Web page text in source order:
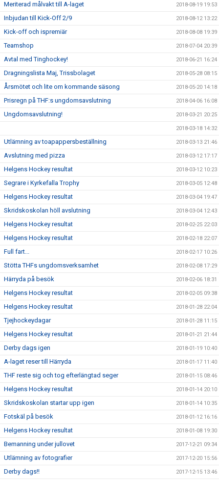
Meriterad målvakt till A-laget 2018-08-19 19:53
Inbjudan till Kick-Off 2/9 2018-08-12 13:22
Kick-off och ispremiär 2018-08-08 19:39
Teamshop 2018-07-04 20:39
Avtal med Tinghockey! 2018-06-21 16:24
Dragningslista Maj, Trissbolaget 2018-05-28 08:15
Årsmötet och lite om kommande säsong 2018-05-20 14:18
Prisregn på THF:s ungdomsavslutning 2018-04-06 16:08
Ungdomsavslutning! 2018-03-21 20:25
2018-03-18 14:32
Utlämning av toapappersbeställning 2018-03-13 21:46
Avslutning med pizza 2018-03-12 17:17
Helgens Hockey resultat 2018-03-12 10:23
Segrare i Kyrkefalla Trophy 2018-03-05 12:48
Helgens Hockey resultat 2018-03-04 19:47
Skridskoskolan höll avslutning 2018-03-04 12:43
Helgens Hockey resultat 2018-02-25 22:03
Helgens Hockey resultat 2018-02-18 22:07
Full fart... 2018-02-17 10:26
Stötta THFs ungdomsverksamhet 2018-02-08 17:29
Härryda på besök 2018-02-06 18:31
Helgens Hockey resultat 2018-02-05 09:38
Helgens Hockey resultat 2018-01-28 22:04
Tjejhockeydagar 2018-01-28 11:15
Helgens Hockey resultat 2018-01-21 21:44
Derby dags igen 2018-01-19 10:40
A-laget reser till Härryda 2018-01-17 11:40
THF reste sig och tog efterlängtad seger 2018-01-15 08:46
Helgens Hockey resultat 2018-01-14 20:10
Skridskoskolan startar upp igen 2018-01-14 10:35
Fotskäl på besök 2018-01-12 16:16
Helgens Hockey resultat 2018-01-08 19:30
Bemanning under jullovet 2017-12-21 09:34
Utlämning av fotografier 2017-12-20 15:56
Derby dags!! 2017-12-15 13:46